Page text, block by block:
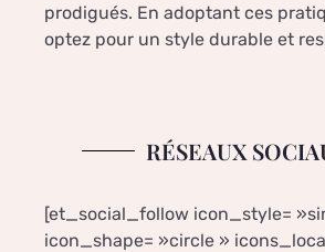
prodigués. En adoptant ces
optez pour un style durable et
RÉSEAUX
[et_social_follow icon_style=
icon_shape= »circle »